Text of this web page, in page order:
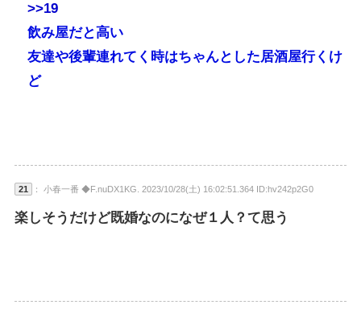
>>19
飲み屋だと高い
友達や後輩連れてく時はちゃんとした居酒屋行くけ
ど
21 ： 小春一番 ◆F.nuDX1KG. 2023/10/28(土) 16:02:51.364 ID:hv242p2G0
楽しそうだけど既婚なのになぜ１人？て思う